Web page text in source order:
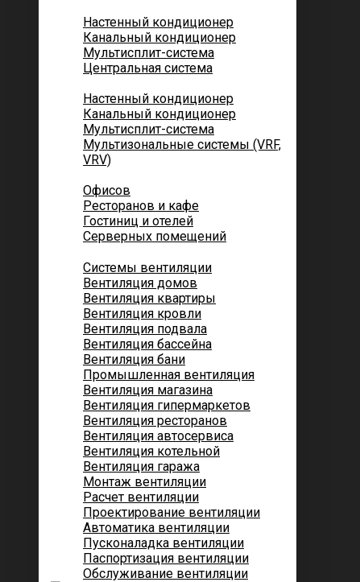
Настенный кондиционер
Канальный кондиционер
Мультисплит-система
Центральная система
Настенный кондиционер
Канальный кондиционер
Мультисплит-система
Мультизональные системы (VRF,
VRV)
Офисов
Ресторанов и кафе
Гостиниц и отелей
Серверных помещений
Системы вентиляции
Вентиляция домов
Вентиляция квартиры
Вентиляция кровли
Вентиляция подвала
Вентиляция бассейна
Вентиляция бани
Промышленная вентиляция
Вентиляция магазина
Вентиляция гипермаркетов
Вентиляция ресторанов
Вентиляция автосервиса
Вентиляция котельной
Вентиляция гаража
Монтаж вентиляции
Расчет вентиляции
Проектирование вентиляции
Автоматика вентиляции
Пусконаладка вентиляции
Паспортизация вентиляции
Обслуживание вентиляции